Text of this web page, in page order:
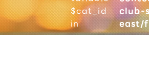
$cat_id
in
club-
east/